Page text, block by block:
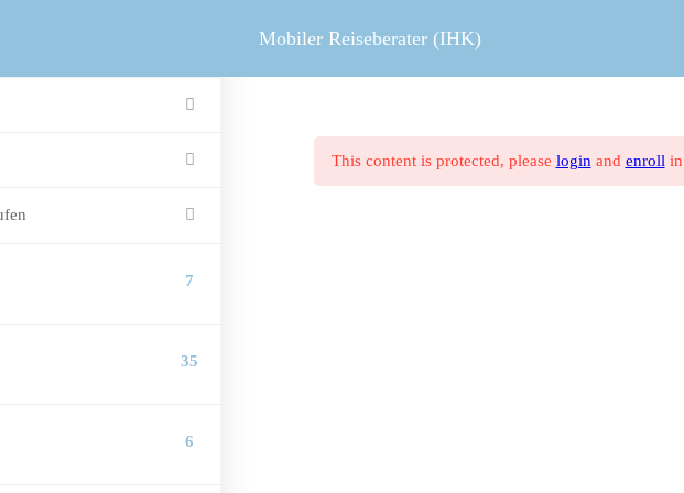
Mobiler Reiseberater (IHK)
7
35
6
This content is protected, please login and enroll